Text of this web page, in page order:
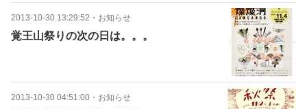
2013-10-30 13:29:52 ・ お知らせ
覚王山祭りの次の日は。。。
2013-10-30 04:51:00 ・ お知らせ